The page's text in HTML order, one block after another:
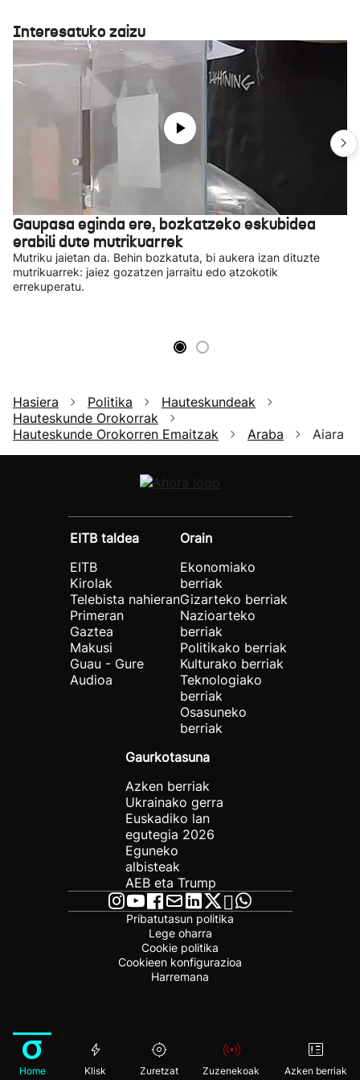
Interesatuko zaizu
Gaupasa eginda ere, bozkatzeko eskubidea
erabili dute mutrikuarrek
Mutriku jaietan da. Behin bozkatuta, bi aukera izan dituzte
mutrikuarrek: jaiez gozatzen jarraitu edo atzokotik
errekuperatu.
Hasiera Politika
Hauteskundeak
Hauteskunde Orokorrak
Hauteskunde Orokorren Emaitzak
Araba Aiara
EITB taldea
EITB
Kirolak
Telebista nahieran
Primeran
Gaztea
Makusi
Guau - Gure
Audioa
Orain
Ekonomiako
berriak
Gizarteko berriak
Nazioarteko
berriak
Politikako berriak
Kulturako berriak
Teknologiako
berriak
Osasuneko
berriak
Gaurkotasuna
Azken berriak
Ukrainako gerra
Euskadiko lan
egutegia 2026
Eguneko
albisteak
AEB eta Trump
Pribatutasun politika
Lege oharra
Cookie politika
Cookieen konfigurazioa
Harremana
Home Klisk Zuretzat Zuzenekoak Azken berriak